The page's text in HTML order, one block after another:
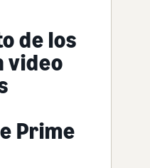
de los
video
Prime